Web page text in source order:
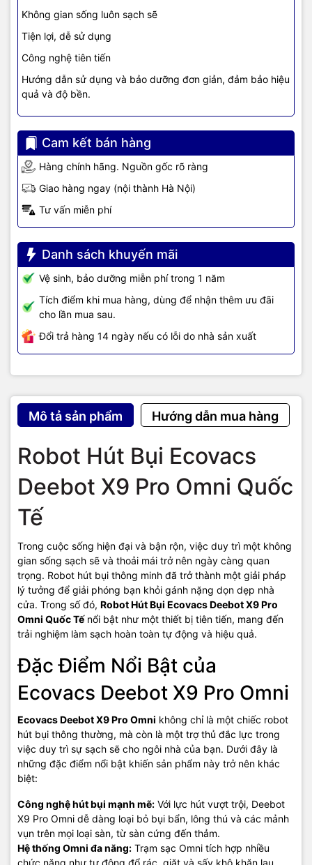
Không gian sống luôn sạch sẽ
Tiện lợi, dễ sử dụng
Công nghệ tiên tiến
Hướng dẫn sử dụng và bảo dưỡng đơn giản, đảm bảo hiệu
quả và độ bền.
Cam kết bán hàng
Hàng chính hãng. Nguồn gốc rõ ràng
Giao hàng ngay (nội thành Hà Nội)
Tư vấn miễn phí
Danh sách khuyến mãi
Vệ sinh, bảo dưỡng miễn phí trong 1 năm
Tích điểm khi mua hàng, dùng để nhận thêm ưu đãi
cho lần mua sau.
Đổi trả hàng 14 ngày nếu có lỗi do nhà sản xuất
Mô tả sản phẩm Hướng dẫn mua hàng
Robot Hút Bụi Ecovacs
Deebot X9 Pro Omni Quốc
Tế
Trong cuộc sống hiện đại và bận rộn, việc duy trì một không
gian sống sạch sẽ và thoải mái trở nên ngày càng quan
trọng. Robot hút bụi thông minh đã trở thành một giải pháp
lý tưởng để giải phóng bạn khỏi gánh nặng dọn dẹp nhà
cửa. Trong số đó, Robot Hút Bụi Ecovacs Deebot X9 Pro
Omni Quốc Tếnổi bật như một thiết bị tiên tiến, mang đến
trải nghiệm làm sạch hoàn toàn tự động và hiệu quả.
Đặc Điểm Nổi Bật của
Ecovacs Deebot X9 Pro Omni
Ecovacs Deebot X9 Pro Omni không chỉ là một chiếc robot
hút bụi thông thường, mà còn là một trợ thủ đắc lực trong
việc duy trì sự sạch sẽ cho ngôi nhà của bạn. Dưới đây là
những đặc điểm nổi bật khiến sản phẩm này trở nên khác
biệt:
Công nghệ hút bụi mạnh mẽ: Với lực hút vượt trội, Deebot
X9 Pro Omni dễ dàng loại bỏ bụi bẩn, lông thú và các mảnh
vụn trên mọi loại sàn, từ sàn cứng đến thảm.
Hệ thống Omni đa năng: Trạm sạc Omni tích hợp nhiều
chức năng như tự động đổ rác, giặt và sấy khô khăn lau,